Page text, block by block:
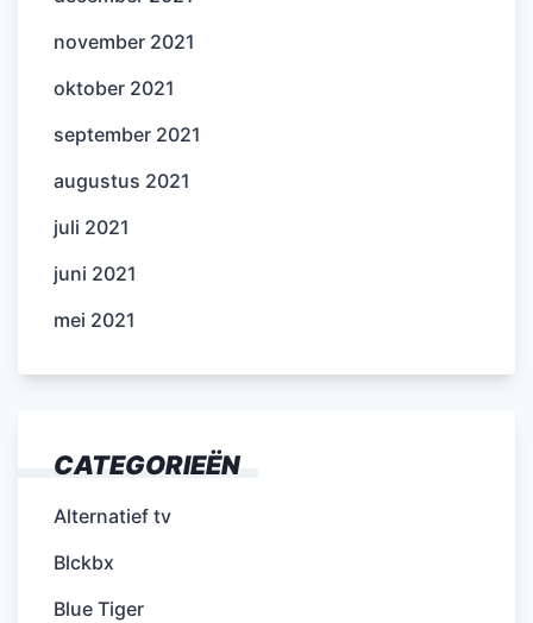
november 2021
oktober 2021
september 2021
augustus 2021
juli 2021
juni 2021
mei 2021
CATEGORIEËN
Alternatief tv
Blckbx
Blue Tiger